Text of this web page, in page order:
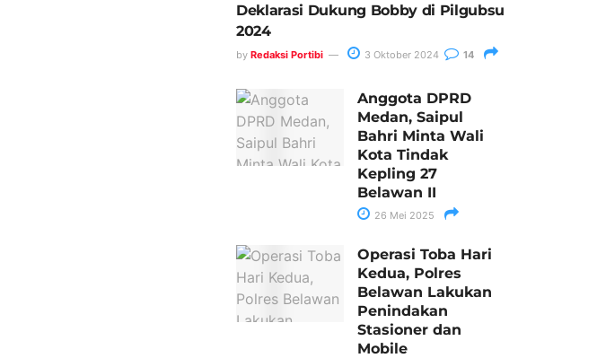
Deklarasi Dukung Bobby di Pilgubsu
2024
by Redaksi Portibi 3 Oktober 2024 14
Anggota DPRD
Medan, Saipul
Bahri Minta Wali
Kota Tindak
Kepling 27
Belawan II
26 Mei 2025
Operasi Toba Hari
Kedua, Polres
Belawan Lakukan
Penindakan
Stasioner dan
Mobile